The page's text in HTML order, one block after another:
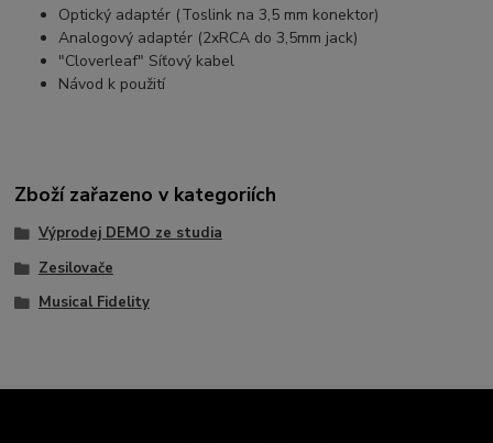
Optický adaptér (Toslink na 3,5 mm konektor)
Analogový adaptér (2xRCA do 3,5mm jack)
"Cloverleaf" Síťový kabel
Návod k použití
Zboží zařazeno v kategoriích
Výprodej DEMO ze studia
Zesilovače
Musical Fidelity